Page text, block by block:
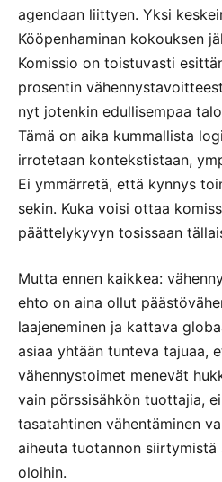
agendaan liittyen. Yksi
Kööpenhaminan kokouksen
Komissio on toistuvasti
prosentin
nyt jotenkin edullisempaa
Tämä on aika kummallista
irrotetaan kontekstistaan,
Ei ymmärretä, että kynnys
sekin. Kuka voisi ottaa
päättelykyvyn tosissaan
Mutta ennen kaikkea:
ehto on aina ollut
laajeneminen ja kattava
asiaa yhtään tunteva tajuaa,
vähennystoimet menevät
vain pörssisähkön tuottajia,
tasatahtinen vähentäminen
aiheuta tuotannon siirtymistä
oloihin.